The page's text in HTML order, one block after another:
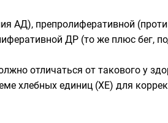
АД), препролиферативной
ДР (то же плюс бег,
отличаться от такового у
хлебных единиц (ХЕ) для